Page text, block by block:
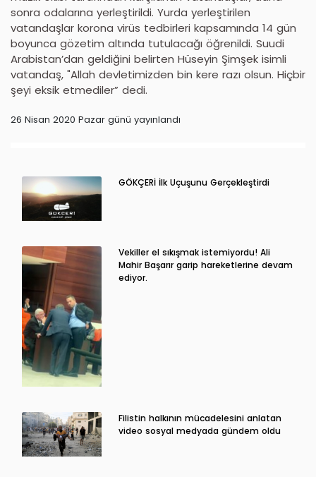
sonra odalarına yerleştirildi. Yurda yerleştirilen
vatandaşlar korona virüs tedbirleri kapsamında 14 gün
boyunca gözetim altında tutulacağı öğrenildi. Suudi
Arabistan’dan geldiğini belirten Hüseyin Şimşek isimli
vatandaş, "Allah devletimizden bin kere razı olsun. Hiçbir
şeyi eksik etmediler” dedi.
26 Nisan 2020 Pazar günü yayınlandı
GÖKÇERİ İlk Uçuşunu Gerçekleştirdi
Vekiller el sıkışmak istemiyordu! Ali
Mahir Başarır garip hareketlerine devam
ediyor.
Filistin halkının mücadelesini anlatan
video sosyal medyada gündem oldu